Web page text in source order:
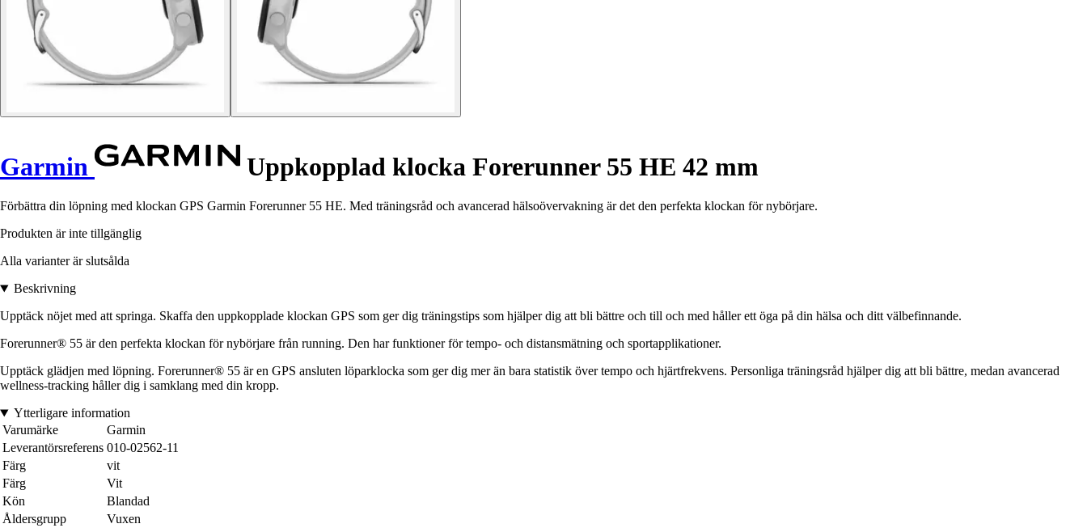
Garmin Uppkopplad klocka Forerunner 55 HE 42 mm
Förbättra din löpning med klockan GPS Garmin Forerunner 55 HE. Med träningsråd och avancerad hälsoövervakning är det den perfekta klockan för nybörjare.
Produkten är inte tillgänglig
Alla varianter är slutsålda
Beskrivning
Upptäck nöjet med att springa. Skaffa den uppkopplade klockan GPS som ger dig träningstips som hjälper dig att bli bättre och till och med håller ett öga på din hälsa och ditt välbefinnande.
Forerunner® 55 är den perfekta klockan för nybörjare från running. Den har funktioner för tempo- och distansmätning och sportapplikationer.
Upptäck glädjen med löpning. Forerunner® 55 är en GPS ansluten löparklocka som ger dig mer än bara statistik över tempo och hjärtfrekvens. Personliga träningsråd hjälper dig att bli bättre, medan avancerad
wellness-tracking håller dig i samklang med din kropp.
Ytterligare information
Varumärke
Garmin
Leverantörsreferens 010-02562-11
Färg
vit
Färg
Vit
Kön
Blandad
Åldersgrupp
Vuxen